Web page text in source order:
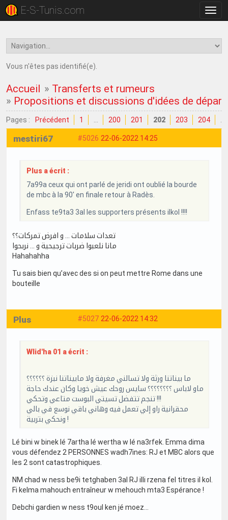
la
E-S-Tunis.com
Vous n'êtes pas identifié(e).
Accueil » Transferts et rumeurs
» Propositions et discussions d'idées de
Pages : Précédent 1 200 201 202 203 204
#5026 22-06-2022 14:25
mestiri67
Plus a écrit :
7a99a ceux qui ont parlé de jeridi ont oublié la bourde
de mbc à la 90' en finale retour à Radès.
Enfass te9ta3 3al les supporters présents ilkol !!!!
تعدات سلامات … و افرض تمركات؟؟
مانا نلعبوا ضربات ترجيحية و … نربحوا
Hahahahha
Tu sais bien qu’avec des si on peut mettre Rome dans une
bouteille
#5027 22-06-2022 14:32
Plus
Wlid'ha 01 a écrit :
ما بيناتنا ورثة ولا تسالني مغرفة ولا مابيناتنا نبزة ؟؟؟؟؟؟
ماو لاباس ؟؟؟؟؟؟؟؟ سايس روحك عيش خويا وكان عندك حاجة
تنجم تتفضل تسيتي البوست متاعي وتحكي !!!
محقرانية راو إلي تعمل فيه وهاني باقي نوسع في بالي
ونحكي بتربية !
Lé bini w binek lé 7artha lé wertha w lé na3rfek. Emma dima
vous défendez 2 PERSONNES wadh7ines: RJ et MBC alors que
les 2 sont catastrophiques.
NM chad w ness be9i tetghaben 3al RJ illi rzena fel titres il kol.
Fi kelma mahouch entraîneur w mehouch mta3 Espérance !
Debchi gardien w ness t9oul ken jé moez...